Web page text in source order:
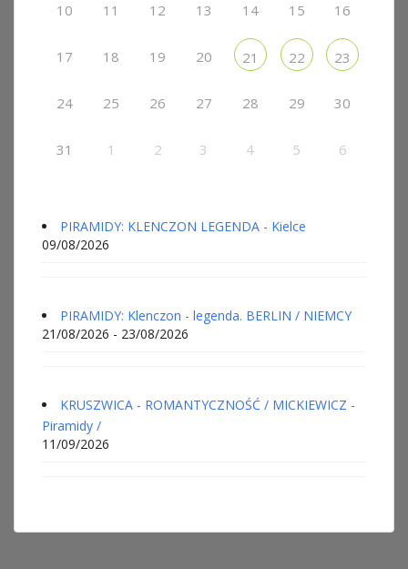
10 11 12 13 14 15 16
17 18 19 20 21 22 23
24 25 26 27 28 29 30
31 1 2 3 4 5 6
PIRAMIDY: KLENCZON LEGENDA - Kielce
09/08/2026
PIRAMIDY: Klenczon - legenda. BERLIN / NIEMCY
21/08/2026 - 23/08/2026
KRUSZWICA - ROMANTYCZNOŚĆ / MICKIEWICZ -
Piramidy /
11/09/2026